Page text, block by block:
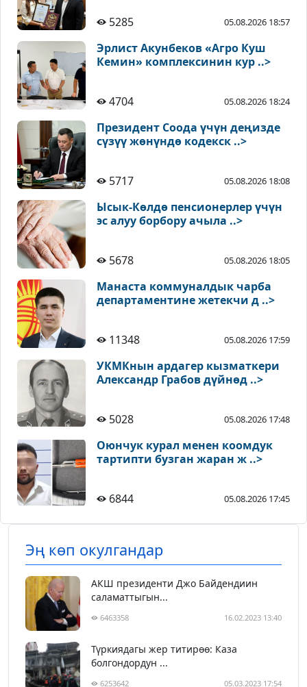
5285 05.08.2026 18:57
Эрлист Акунбеков «Агро Куш
Кемин» комплексинин кур ..>
4704 05.08.2026 18:24
Президент Соода үчүн деңизде
сүзүү жөнүндө кодекск ..>
5717 05.08.2026 18:08
Ысык-Көлдө пенсионерлер үчүн
эс алуу борбору ачыла ..>
5678 05.08.2026 18:05
Манаста коммуналдык чарба
департаментине жетекчи д ..>
11348 05.08.2026 17:59
УКМКнын ардагер кызматкери
Александр Грабов дүйнөд ..>
5028 05.08.2026 17:48
Оюнчук курал менен коомдук
тартипти бузган жаран ж ..>
6844 05.08.2026 17:45
Эң көп окулгандар
АКШ президенти Джо Байдендиин
саламаттыгын...
6463358 16.02.2023 13:40
Түркиядагы жер титирөө: Каза
болгондордун ...
6253642 05.03.2023 17:54